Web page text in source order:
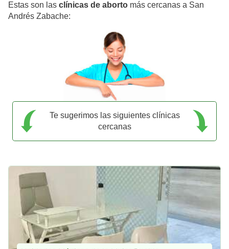
Estas son las clínicas de aborto más cercanas a San
Andrés Zabache:
Te sugerimos las siguientes clínicas
cercanas